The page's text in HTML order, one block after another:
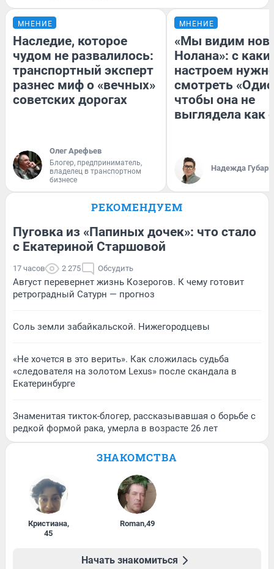
МНЕНИЕ
Наследие, которое
чудом не развалилось:
транспортный эксперт
разнес миф о «вечных»
советских дорогах
Олег Арефьев
Блогер, предприниматель,
владелец в транспортном
бизнесе
МНЕНИЕ
«Мы видим
Нолана»: с
настроем
смотреть
чтобы она не
выглядела как
Надежда Губарь
РЕКОМЕНДУЕМ
Пуговка из «Папиных дочек»: что стало
с Екатериной Старшовой
17 часов 2 275 Обсудить
Август перевернет жизнь Козерогов. К чему готовит
ретроградный Сатурн — прогноз
Соль земли забайкальской. Нижегородцевы
«Не хочется в это верить». Как сложилась судьба
«следователя на золотом Lexus» после скандала в
Екатеринбурге
Знаменитая тикток-блогер, рассказывавшая о борьбе с
редкой формой рака, умерла в возрасте 26 лет
ЗНАКОМСТВА
Кристиана,
45
Roman,49
Начать знакомиться